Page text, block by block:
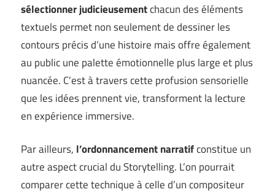
sélectionner judicieusementchacun des éléments
textuels permet non seulement de dessiner les
contours précis d’une histoire mais offre également
au public une palette émotionnelle plus large et plus
nuancée. C’est à travers cette profusion sensorielle
que les idées prennent vie, transforment la lecture
en expérience immersive.
Par ailleurs, l’ordonnancement narratifconstitue un
autre aspect crucial du Storytelling. L’on pourrait
comparer cette technique à celle d’un compositeur